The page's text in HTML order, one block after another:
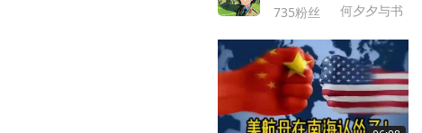
735粉丝 何夕夕与书